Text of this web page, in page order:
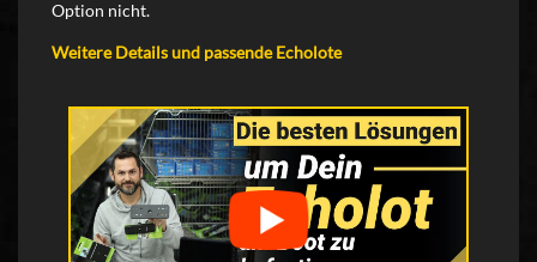
Option nicht.
Weitere Details und passende Echolote